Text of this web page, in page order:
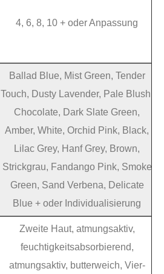
4, 6, 8, 10 + oder Anpassung
Ballad Blue, Mist Green, Tender
Touch, Dusty Lavender, Pale Blush,
Chocolate, Dark Slate Green,
Amber, White, Orchid Pink, Black,
Lilac Grey, Hanf Grey, Brown,
Strickgrau, Fandango Pink, Smoke
Green, Sand Verbena, Delicate
Blue + oder Individualisierung
Zweite Haut, atmungsaktiv,
feuchtigkeitsabsorbierend,
atmungsaktiv, butterweich, Vier-